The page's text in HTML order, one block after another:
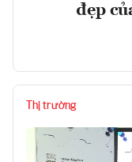
đẹp
Thị trường